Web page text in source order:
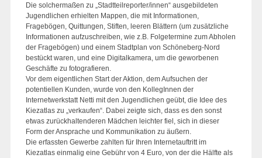
Die solchermaßen zu „Stadtteilreporter/innen“ ausgebildeten
Jugendlichen erhielten Mappen, die mit Informationen,
Fragebögen, Quittungen, Stiften, leeren Blättern (um zusätzliche
Informationen aufzuschreiben, wie z.B. Folgetermine zum Abholen
der Fragebögen) und einem Stadtplan von Schöneberg-Nord
bestückt waren, und eine Digitalkamera, um die geworbenen
Geschäfte zu fotografieren.
Vor dem eigentlichen Start der Aktion, dem Aufsuchen der
potentiellen Kunden, wurde von den KollegInnen der
Internetwerkstatt Netti mit den Jugendlichen geübt, die Idee des
Kiezatlas zu „verkaufen“. Dabei zeigte sich, dass es den sonst
etwas zurückhaltenderen Mädchen leichter fiel, sich in dieser
Form der Ansprache und Kommunikation zu äußern.
Die erfassten Gewerbe zahlten für Ihren Internetauftritt im
Kiezatlas einmalig eine Gebühr von 4 Euro, von der die Hälfte als